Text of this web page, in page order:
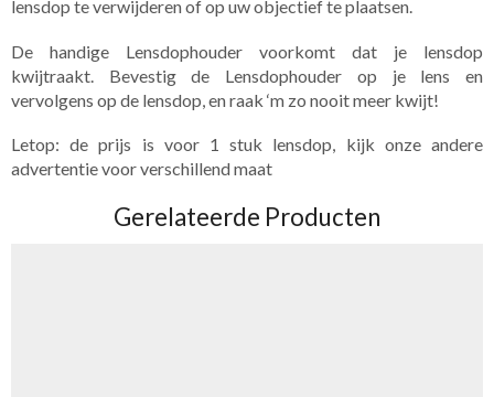
lensdop te verwijderen of op uw objectief te plaatsen.
De handige Lensdophouder voorkomt dat je lensdop
kwijtraakt. Bevestig de Lensdophouder op je lens en
vervolgens op de lensdop, en raak ‘m zo nooit meer kwijt!
Letop: de prijs is voor 1 stuk lensdop, kijk onze andere
advertentie voor verschillend maat
Gerelateerde Producten